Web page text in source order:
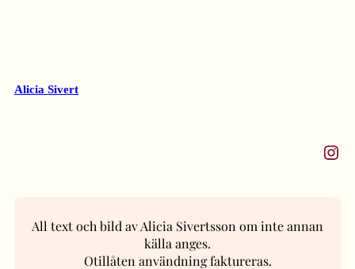
Alicia Sivert
Instagram
All text och bild av Alicia Sivertsson om inte annan
källa anges.
Otillåten användning faktureras.